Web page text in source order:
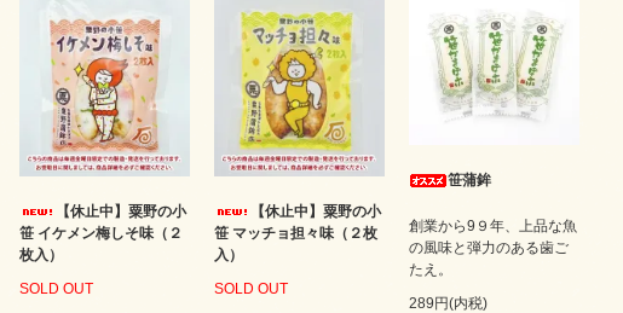
【休止中】粟野の小
笹 イケメン梅しそ味（２
枚入）
SOLD OUT
【休止中】粟野の小
笹 マッチョ担々味（２枚
入）
SOLD OUT
笹蒲鉾
創業から9９年、上品な魚
の風味と弾力のある歯ご
たえ。
289円(内税)